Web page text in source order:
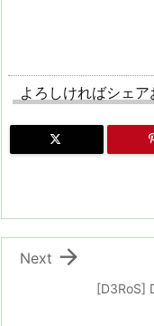
よろしければシェ
[D3RoS]

Next